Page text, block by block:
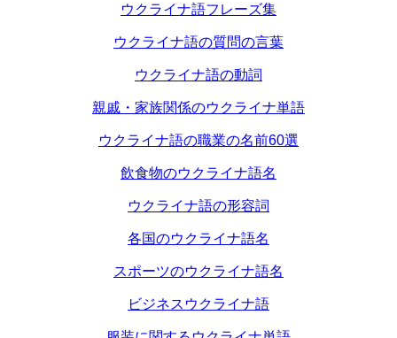
ウクライナ語フレーズ集
ウクライナ語の質問の言葉
ウクライナ語の動詞
親戚・家族関係のウクライナ単語
ウクライナ語の職業の名前60選
飲食物のウクライナ語名
ウクライナ語の形容詞
各国のウクライナ語名
スポーツのウクライナ語名
ビジネスウクライナ語